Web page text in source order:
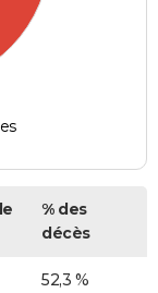
% des
décès
52,3 %